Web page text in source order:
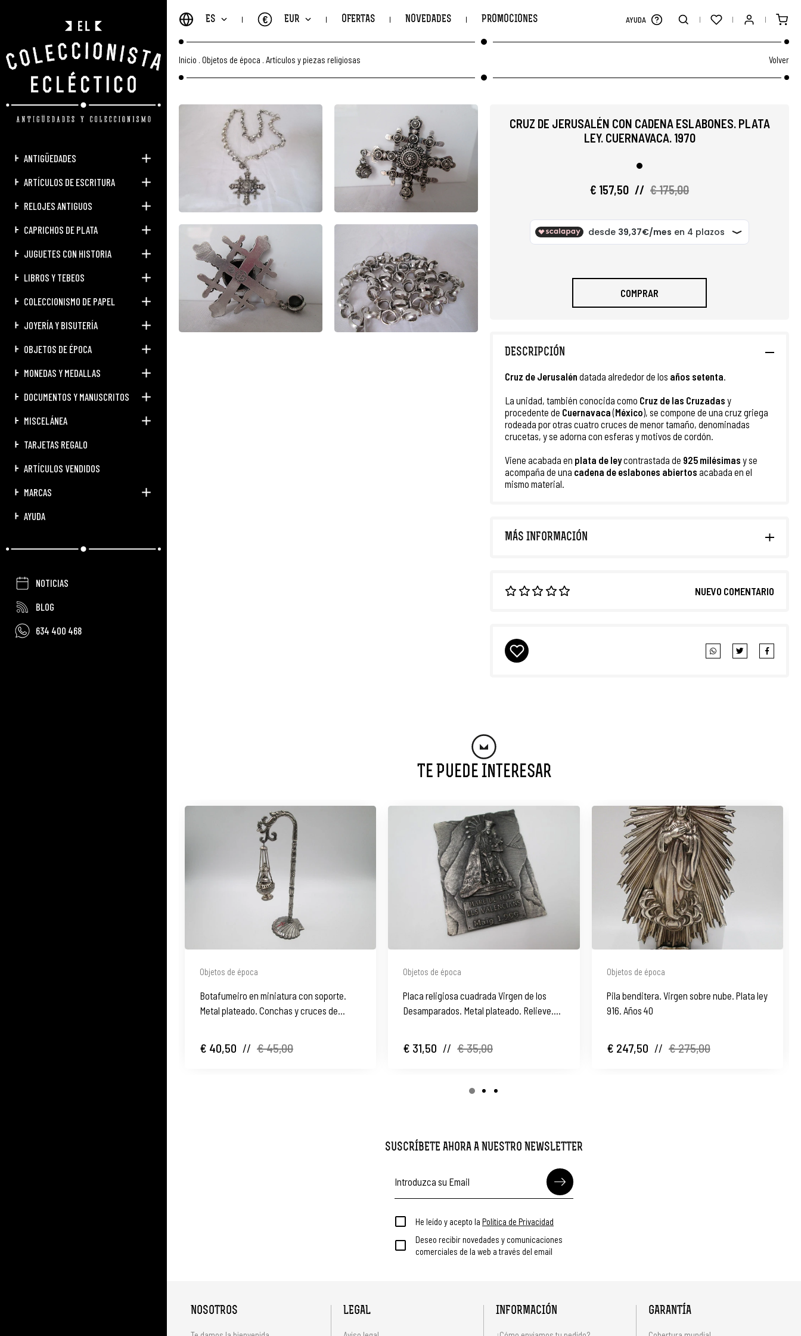
ANTIGÜEDADES
ARTÍCULOS DE ESCRITURA
RELOJES ANTIGUOS
CAPRICHOS DE PLATA
JUGUETES CON HISTORIA
LIBROS Y TEBEOS
COLECCIONISMO DE PAPEL
JOYERÍA Y BISUTERÍA
OBJETOS DE ÉPOCA
MONEDAS Y MEDALLAS
DOCUMENTOS Y MANUSCRITOS
MISCELÁNEA
TARJETAS REGALO
ARTÍCULOS VENDIDOS
MARCAS
AYUDA
NOTICIAS
BLOG
634 400 468
ES EUR
€ OFERTAS NOVEDADES PROMOCIONES AYUDA
Inicio Objetos de época Artículos y piezas religiosas Volver
CRUZ DE JERUSALÉN CON CADENA ESLABONES. PLATA
LEY. CUERNAVACA. 1970
€ 157,50 // € 175,00
COMPRAR
DESCRIPCIÓN
Cruz de Jerusalén datada alrededor de los años setenta.
La unidad, también conocida como Cruz de las Cruzadas y
procedente de Cuernavaca(México), se compone de una cruz griega
rodeada por otras cuatro cruces de menor tamaño, denominadas
crucetas, y se adorna con esferas y motivos de cordón.
Viene acabada en plata de leycontrastada de 925 milésimas y se
acompaña de una cadena de eslabones abiertos acabada en el
mismo material.
MÁS INFORMACIÓN
NUEVO COMENTARIO
Te Puede Interesar
Objetos de época
Botafumeiro en miniatura con soporte.
Metal plateado. Conchas y cruces de
€ 40,50 // € 45,00
Objetos de época
Placa religiosa cuadrada Virgen de los
Desamparados. Metal plateado. Relieve.
€ 31,50 // € 35,00
Objetos de época
Pila benditera. Virgen sobre nube. Plata ley
916. Años 40
€ 247,50 // € 275,00
SUSCRÍBETE AHORA A NUESTRO NEWSLETTER
He leído y acepto la Política de Privacidad
Deseo recibir novedades y comunicaciones
comerciales de la web a través del email
NOSOTROS LEGAL INFORMACIÓN GARANTÍA